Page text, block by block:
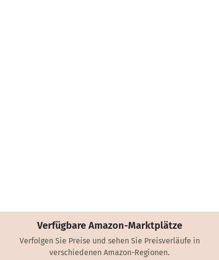
Verfügbare Amazon-Marktplätze
Verfolgen Sie Preise und sehen Sie Preisverläufe in
verschiedenen Amazon-Regionen.